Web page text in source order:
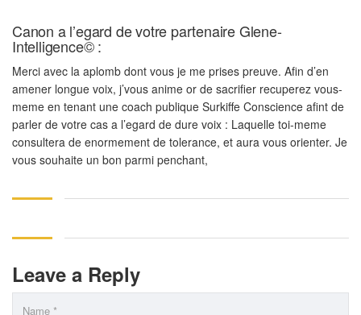
Canon a l’egard de votre partenaire Glene-
Intelligence© :
Merci avec la aplomb dont vous je me prises preuve. Afin d’en
amener longue voix, j’vous anime or de sacrifier recuperez vous-
meme en tenant une coach publique Surkiffe Conscience afint de
parler de votre cas a l’egard de dure voix : Laquelle toi-meme
consultera de enormement de tolerance, et aura vous orienter. Je
vous souhaite un bon parmi penchant,
Leave a Reply